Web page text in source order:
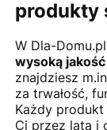
produkty
W Dla-
wysoką
znajdziesz
za trwałość,
Każdy produkt
Ci przez lata i